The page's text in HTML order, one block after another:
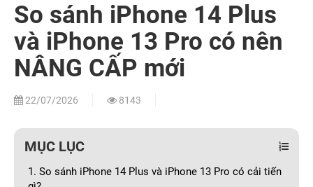
So sánh iPhone 14 Plus
và iPhone 13 Pro có nên
NÂNG CẤP mới
22/07/2026 8143
MỤC LỤC
1. So sánh iPhone 14 Plus và iPhone 13 Pro có cải tiến